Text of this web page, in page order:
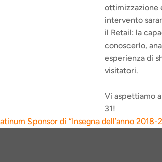
ottimizzazione
intervento
il Retail: la
conoscerlo,
esperienza di
visitatori.
Vi aspettiamo
31!
Sponsor di “Insegna dell’anno 2018-